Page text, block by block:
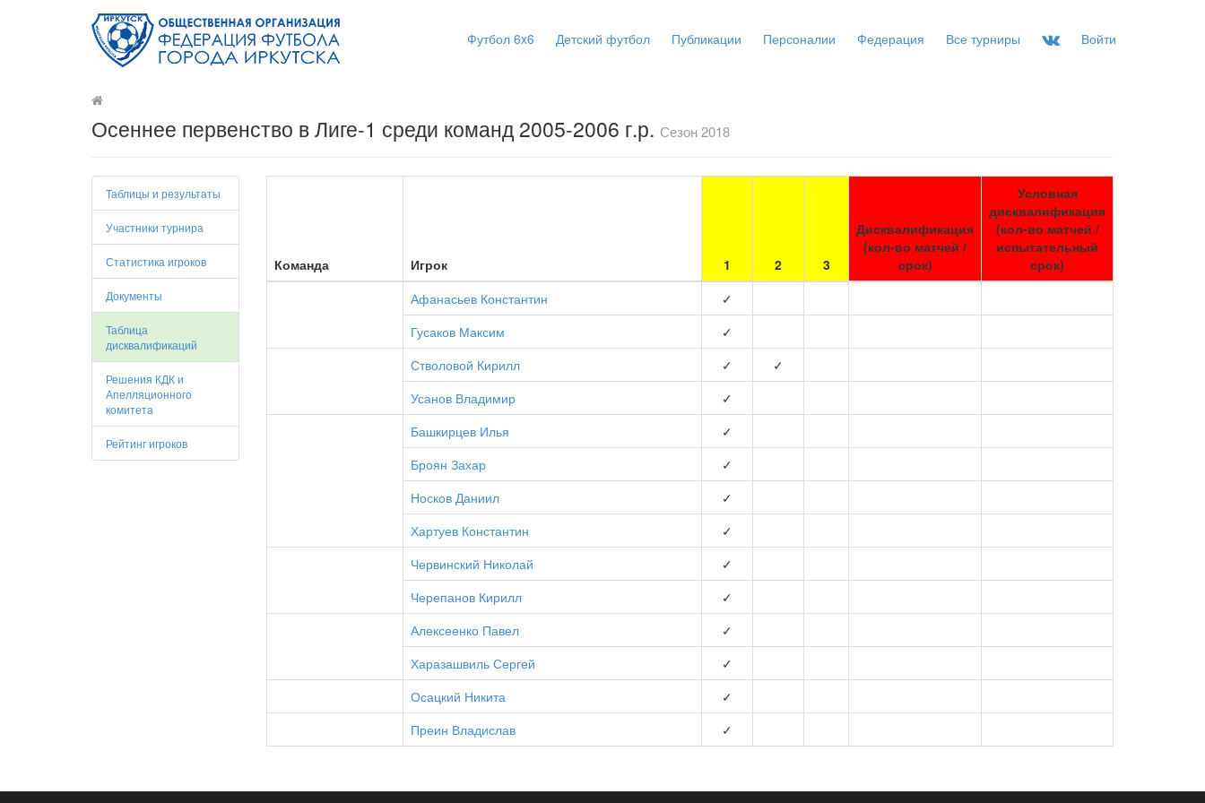
Футбол 6x6 Детский футбол Публикации Персоналии Федерация Все турниры Войти
Осеннее первенство в Лиге-1 среди команд 2005-2006 г.р. Сезон 2018
Таблицы и результаты
Участники турнира
Статистика игроков
Документы
Таблица
дисквалификаций
Решения КДК и
Апелляционного
комитета
Рейтинг игроков
Команда Игрок 1 2 3
Дисквалификация
(кол-во матчей /
срок)
Условная
дисквалификация
(кол-во матчей /
испытательный
срок)
Афанасьев Константин
✓
Гусаков Максим
✓
Стволовой Кирилл
✓
✓
Усанов Владимир
✓
Башкирцев Илья
✓
Броян Захар
✓
Носков Даниил
✓
Хартуев Константин
✓
Червинский Николай
✓
Черепанов Кирилл
✓
Алексеенко Павел
✓
Харазашвиль Сергей
✓
Осацкий Никита
✓
Преин Владислав
✓